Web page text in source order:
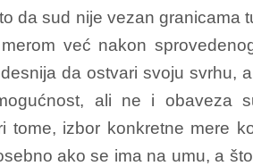
da sud nije vezan
već nakon
da ostvari svoju svrhu,
ali ne i obaveza
tome, izbor konkretne mere
ako se ima na umu, a